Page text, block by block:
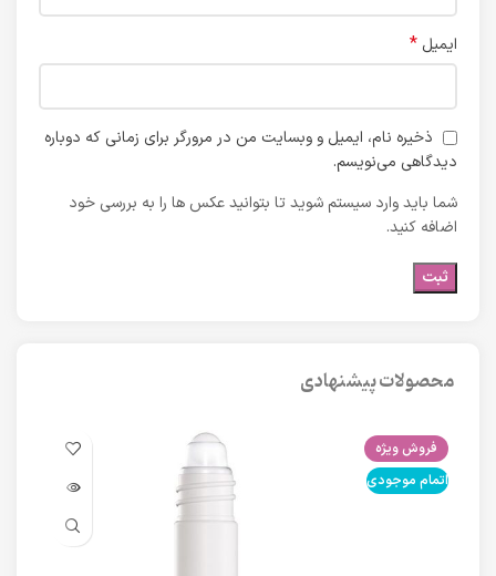
ایمیل *
ذخیره نام، ایمیل و وبسایت من در مرورگر برای زمانی که دوباره
دیدگاهی می‌نویسم.
شما باید وارد سیستم شوید تا بتوانید عکس ها را به بررسی خود
اضافه کنید.
محصولات پیشنهادی
فروش ویژه
اتمام موجودی